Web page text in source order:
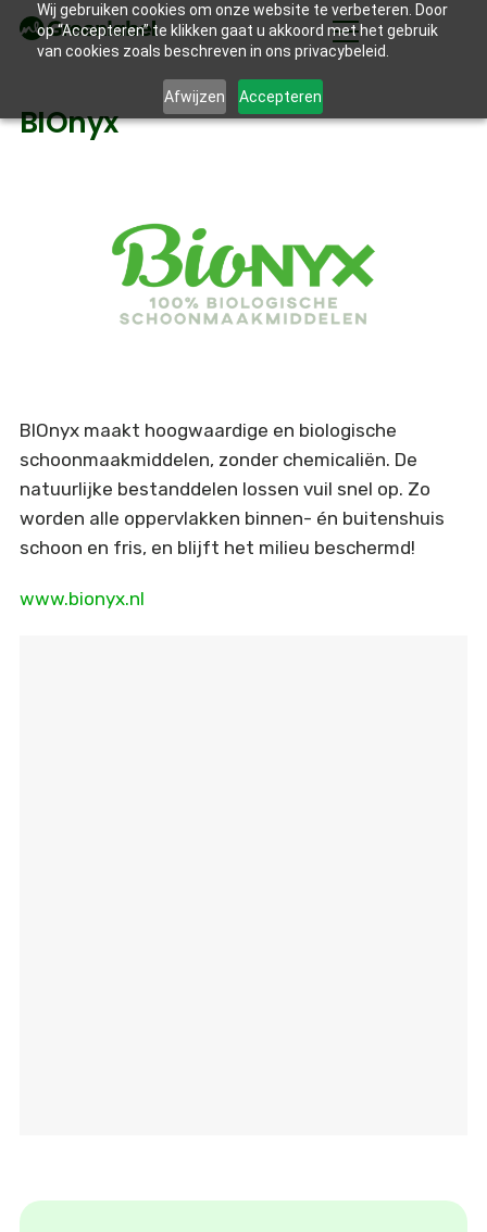
Wij gebruiken cookies om onze website te verbeteren. Door
op “Accepteren” te klikken gaat u akkoord met het gebruik
van cookies zoals beschreven in ons privacybeleid.
Afwijzen Accepteren
BIOnyx
BIOnyx maakt hoogwaardige en biologische
schoonmaakmiddelen, zonder chemicaliën. De
natuurlijke bestanddelen lossen vuil snel op. Zo
worden alle oppervlakken binnen- én buitenshuis
schoon en fris, en blijft het milieu beschermd!
www.bionyx.nl